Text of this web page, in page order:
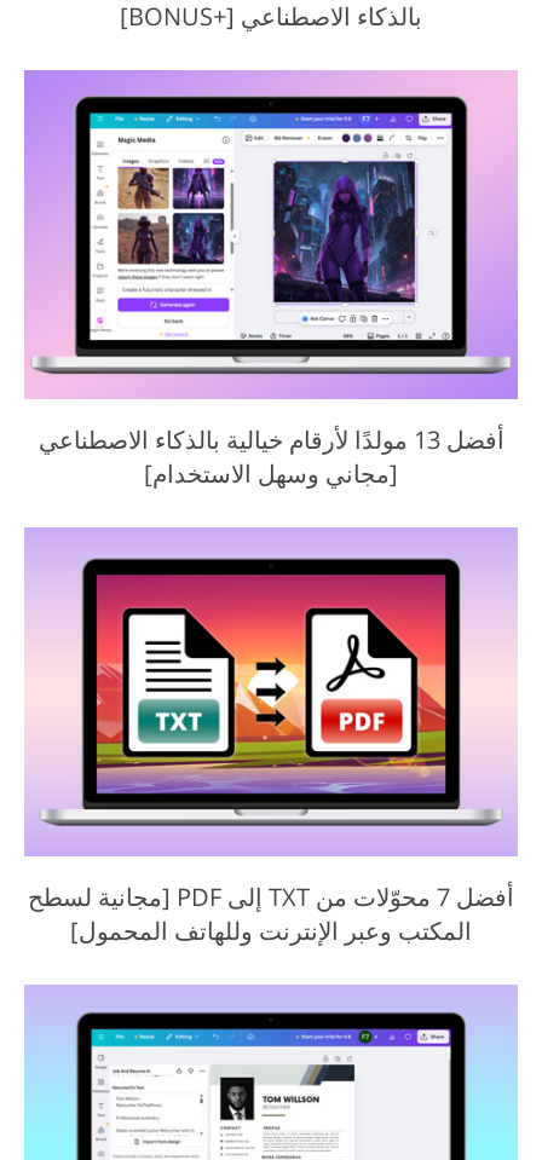
بالذكاء الاصطناعي [+BONUS]
أفضل 13 مولدًا لأرقام خيالية بالذكاء الاصطناعي
[مجاني وسهل الاستخدام]
أفضل 7 محوّلات من TXT إلى PDF [مجانية لسطح
المكتب وعبر الإنترنت وللهاتف المحمول]